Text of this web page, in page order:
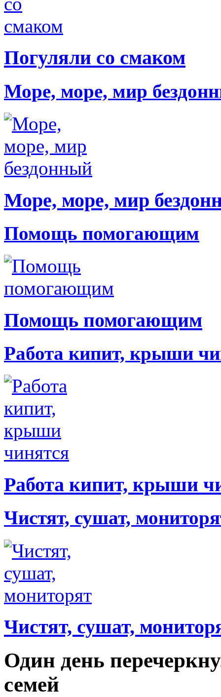
Погуляли со смаком
Море, море, мир
Море, море, мир
Помощь помогающим
Помощь помогающим
Работа кипит, крыши
Работа кипит, крыши
Чистят, сушат,
Чистят, сушат,
Один день
семей